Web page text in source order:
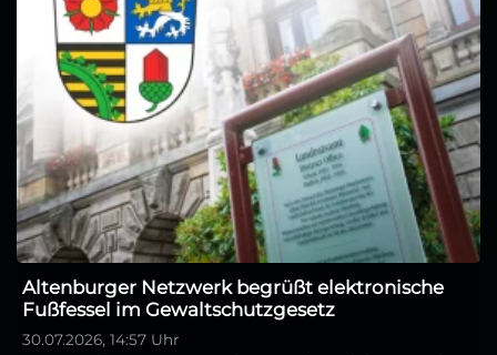
Altenburger Netzwerk begrüßt elektronische
Fußfessel im Gewaltschutzgesetz
30.07.2026, 14:57 Uhr